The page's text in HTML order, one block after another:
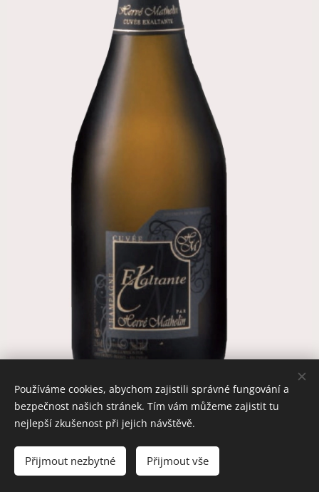
Darujte šampaňské by SVOBODA & SVOBODA s.r.o.
Používáme cookies, abychom zajistili správné fungování a
bezpečnost našich stránek. Tím vám můžeme zajistit tu
nejlepší zkušenost při jejich návštěvě.
Přijmout nezbytné Přijmout vše